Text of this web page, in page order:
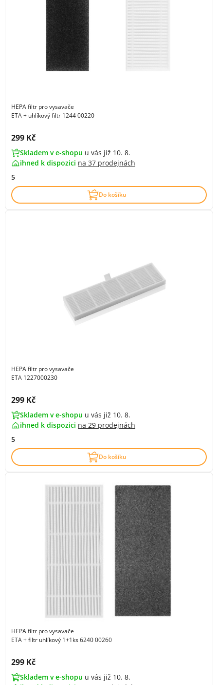
HEPA filtr pro vysavače
ETA + uhlíkový filtr 1244 00220
Cena s DPH:
299 Kč
Skladem v e-shopu u vás již 10. 8.
ihned k dispozici na 37 prodejnách
5
Do košíku
HEPA filtr pro vysavače
ETA 1227000230
Cena s DPH:
299 Kč
Skladem v e-shopu u vás již 10. 8.
ihned k dispozici na 29 prodejnách
5
Do košíku
HEPA filtr pro vysavače
ETA + filtr uhlíkový 1+1ks 6240 00260
Cena s DPH:
299 Kč
Skladem v e-shopu u vás již 10. 8.